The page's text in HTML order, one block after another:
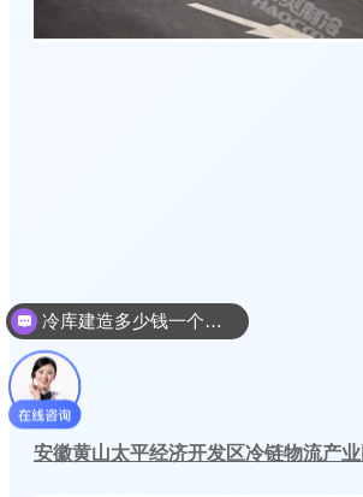
安徽黄山太平经济开发区冷链物流产
冷库建造设计方案